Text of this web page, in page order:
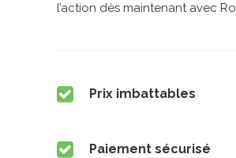
l’action dès maintenant avec
Prix imbattables
Paiement sécurisé